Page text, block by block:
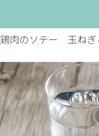
鶏肉のソテー 玉ねぎ